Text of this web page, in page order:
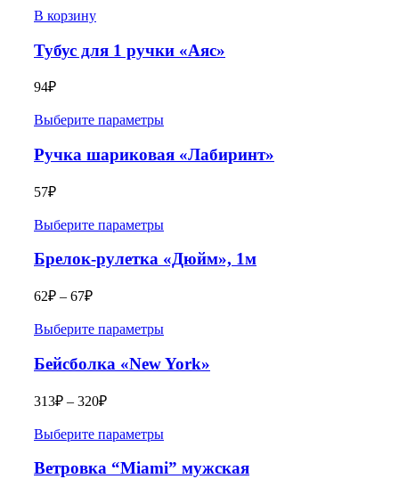
В корзину
Тубус для 1 ручки «Аяс»
94₽
Выберите параметры
Ручка шариковая «Лабиринт»
57₽
Выберите параметры
Брелок-рулетка «Дюйм», 1м
62₽ – 67₽
Выберите параметры
Бейсболка «New York»
313₽ – 320₽
Выберите параметры
Ветровка “Miami” мужская